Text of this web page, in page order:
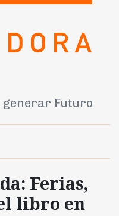
generar Futuro
Ferias,
libro en